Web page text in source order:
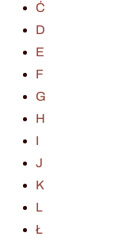
Ć
D
E
F
G
H
I
J
K
L
Ł